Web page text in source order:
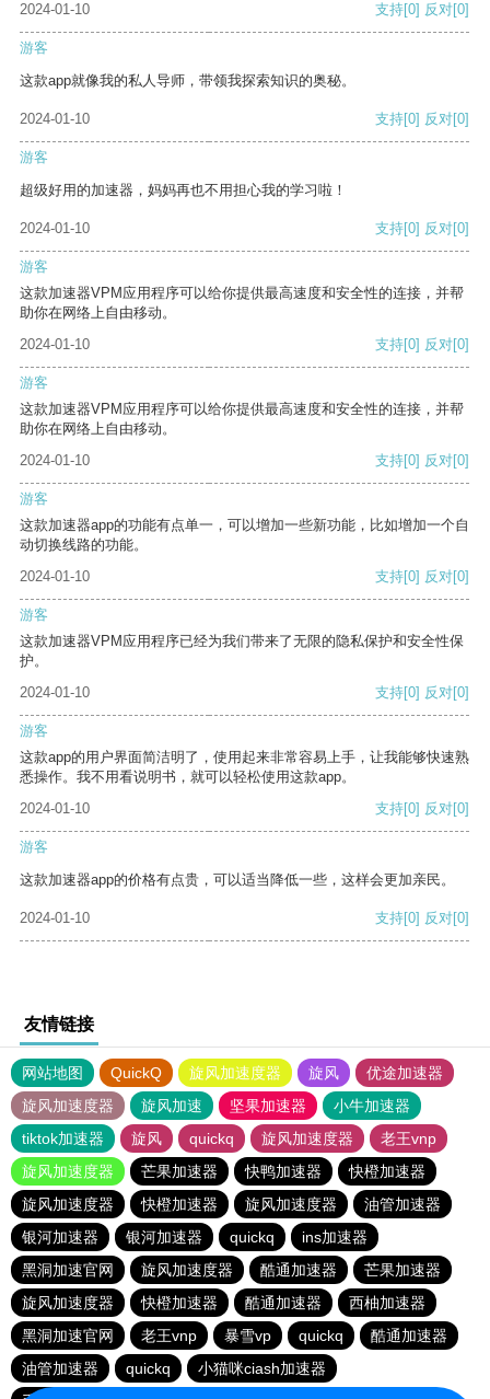
2024-01-10
支持[0] 反对[0]
游客
这款app就像我的私人导师，带领我探索知识的奥秘。
2024-01-10 支持[0] 反对[0]
游客
超级好用的加速器，妈妈再也不用担心我的学习啦！
2024-01-10 支持[0] 反对[0]
游客
这款加速器VPM应用程序可以给你提供最高速度和安全性的连接，并帮
助你在网络上自由移动。
2024-01-10
支持[0] 反对[0]
游客
这款加速器VPM应用程序可以给你提供最高速度和安全性的连接，并帮
助你在网络上自由移动。
2024-01-10
支持[0] 反对[0]
游客
这款加速器app的功能有点单一，可以增加一些新功能，比如增加一个自
动切换线路的功能。
2024-01-10
支持[0] 反对[0]
游客
这款加速器VPM应用程序已经为我们带来了无限的隐私保护和安全性保
护。
2024-01-10
支持[0] 反对[0]
游客
这款app的用户界面简洁明了，使用起来非常容易上手，让我能够快速熟
悉操作。我不用看说明书，就可以轻松使用这款app。
2024-01-10
支持[0] 反对[0]
游客
这款加速器app的价格有点贵，可以适当降低一些，这样会更加亲民。
2024-01-10 支持[0] 反对[0]
友情链接
网站地图 QuickQ 旋风加速度器 旋风
优途加速器
旋风加速度器
旋风加速 坚果加速器
小牛加速器
tiktok加速器
旋风 quickq 旋风加速度器
老王vnp
旋风加速度器
芒果加速器 快鸭加速器
快橙加速器
旋风加速度器
快橙加速器 旋风加速度器
油管加速器
银河加速器
银河加速器 quickq
ins加速器
黑洞加速官网
旋风加速度器 酷通加速器
芒果加速器
旋风加速度器
快橙加速器 酷通加速器
西柚加速器
黑洞加速官网
老王vnp 暴雪vp quickq
酷通加速器
油管加速器
quickq
小猫咪ciash加速器